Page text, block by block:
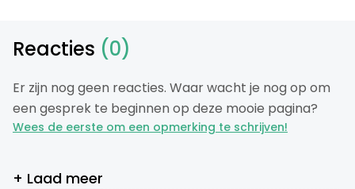
Reacties (0)
Er zijn nog geen reacties. Waar wacht je nog op om
een gesprek te beginnen op deze mooie pagina?
Wees de eerste om een opmerking te schrijven!
+ Laad meer